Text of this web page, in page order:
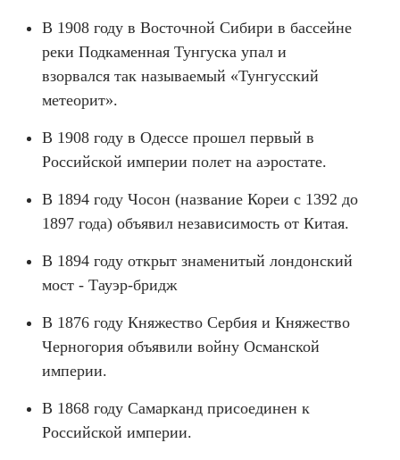
В 1908 году в Восточной Сибири в бассейне
реки Подкаменная Тунгуска упал и
взорвался так называемый «Тунгусский
метеорит».
В 1908 году в Одессе прошел первый в
Российской империи полет на аэростате.
В 1894 году Чосон (название Кореи с 1392 до
1897 года) объявил независимость от Китая.
В 1894 году открыт знаменитый лондонский
мост - Тауэр-бридж
В 1876 ​​году Княжество Сербия и Княжество
Черногория объявили войну Османской
империи.
В 1868 году Самарканд присоединен к
Российской империи.